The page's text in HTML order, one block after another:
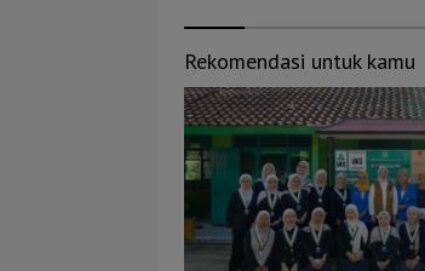
Rekomendasi untuk kamu